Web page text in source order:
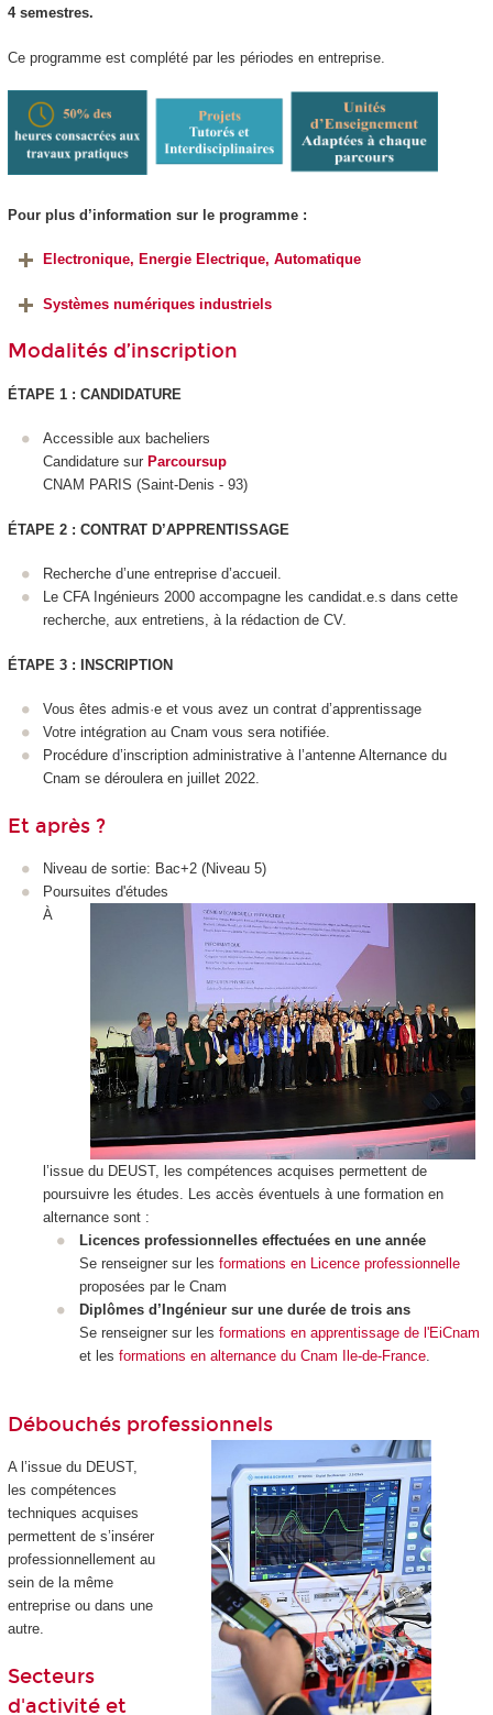
4 semestres.
Ce programme est complété par les périodes en entreprise.
Pour plus d’information sur le programme :
Electronique, Energie Electrique, Automatique
Systèmes numériques industriels
Modalités d’inscription
ÉTAPE 1 : CANDIDATURE
Accessible aux bacheliers
Candidature sur Parcoursup
CNAM PARIS (Saint-Denis - 93)
ÉTAPE 2 : CONTRAT D’APPRENTISSAGE
Recherche d’une entreprise d’accueil.
Le CFA Ingénieurs 2000 accompagne les candidat.e.s dans cette
recherche, aux entretiens, à la rédaction de CV.
ÉTAPE 3 : INSCRIPTION
Vous êtes admis·e et vous avez un contrat d’apprentissage
Votre intégration au Cnam vous sera notifiée.
Procédure d’inscription administrative à l’antenne Alternance du
Cnam se déroulera en juillet 2022.
Et après ?
Niveau de sortie: Bac+2 (Niveau 5)
Poursuites d'études
À
l’issue du DEUST, les compétences acquises permettent de
poursuivre les études. Les accès éventuels à une formation en
alternance sont :
Licences professionnelles effectuées en une année
Se renseigner sur les formations en Licence professionnelle
proposées par le Cnam
Diplômes d’Ingénieur sur une durée de trois ans
Se renseigner sur les formations en apprentissage de l'EiCnam
et les formations en alternance du Cnam Ile-de-France.
Débouchés professionnels
A l’issue du DEUST,
les compétences
techniques acquises
permettent de s’insérer
professionnellement au
sein de la même
entreprise ou dans une
autre.
Secteurs
d'activité et